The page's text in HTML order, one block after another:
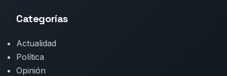
Categorías
Actualidad
Política
Opinión